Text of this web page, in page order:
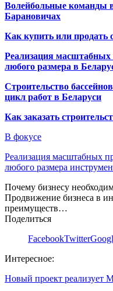
Волейбольные команды
Барановичах
Как купить или продать
Реализация масштабных
любого размера в
Строительство
цикл работ в Беларуси
Как заказать
В фокусе
Реализация масштабных
любого размера
Почему бизнесу
Продвижение бизнеса в
преимуществ…
Поделиться
FacebookTwitter
Интересное:
Новый проект реализует